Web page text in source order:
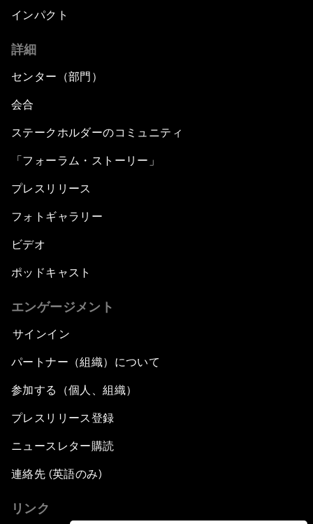
インパクト
詳細
センター（部門）
会合
ステークホルダーのコミュニティ
「フォーラム・ストーリー」
プレスリリース
フォトギャラリー
ビデオ
ポッドキャスト
エンゲージメント
サインイン
パートナー（組織）について
参加する（個人、組織）
プレスリリース登録
ニュースレター購読
連絡先 (英語のみ)
リンク